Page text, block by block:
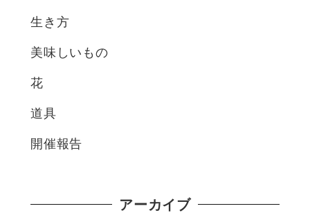
生き方
美味しいもの
花
道具
開催報告
アーカイブ